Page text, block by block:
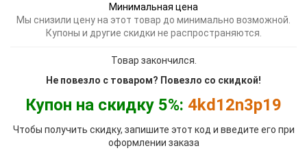
Минимальная цена
Мы снизили цену на этот товар до минимально возможной.
Купоны и другие скидки не распространяются.
Товар закончился.
Не повезло с товаром? Повезло со скидкой!
Купон на скидку 5%: 4kd12n3p19
Чтобы получить скидку, запишите этот код и введите его при
оформлении заказа